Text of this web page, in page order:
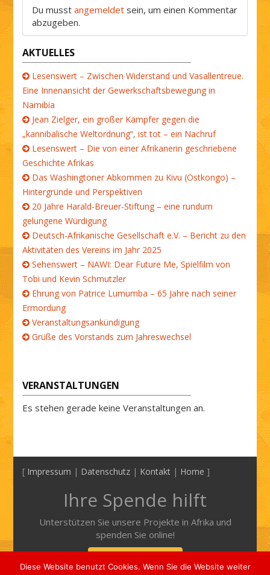
Du musstangemeldet sein, um einen Kommentar
abzugeben.
AKTUELLES
Lesenswert – Zwischen Widerstand und Vasallentreue.
Eine Innenansicht der Gewerkschaftsbewegung in
Namibia
Jean Zielger, ein großer Kämpfer gegen die
„kannibalische Weltordnung“, ist tot – ein Nachruf
Lesenswert – Die von einer Afrikanerin geschriebene
Geschichte Afrikas
Das Washingtoner Abkommen zu Kivu (Ostkongo) –
Hintergründe und Perspektiven
20 Jahre Harald-Breuer-Stiftung – eine rundum
gelungene Würdigung
Deutsch-Afrikanische Gesellschaft e.V. – Bericht zu den
Aktivitäten des Vereins im Jahr 2025
Sehenswert – NAWI: Dear Future Me, Spielfilm von
Tobi und Kevin Schmutzler
Ehrung von Patrice Lumumba – 65 Jahre nach seiner
Ermordung
Veranstaltungsankündigung
Grüße des Vorstands zum Jahreswechsel
VERANSTALTUNGEN
Es stehen gerade keine Veranstaltungen an.
[ Impressum | Datenschutz | Kontakt | Home ]
Ihre Spende hilft
Unterstützen Sie unsere Projekte in Afrika und
spenden Sie online!
Diese Website benutzt Cookies. Wenn Sie die Website weiter